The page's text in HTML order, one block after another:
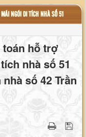
NGÓI DI TÍCH NHÀ SỐ 51
hỗ trợ
nhà số 51
số 42 Trần